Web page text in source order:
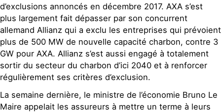
d’exclusions annoncés en décembre 2017. AXA s’est
plus largement fait dépasser par son concurrent
allemand Allianz qui a exclu les entreprises qui prévoient
plus de 500 MW de nouvelle capacité charbon, contre 3
GW pour AXA. Allianz s’est aussi engagé à totalement
sortir du secteur du charbon d’ici 2040 et à renforcer
régulièrement ses critères d’exclusion.
La semaine dernière, le ministre de l’économie Bruno Le
Maire appelait les assureurs à mettre un terme à leurs